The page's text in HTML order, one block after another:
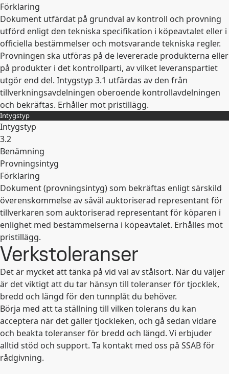
Förklaring
Dokument utfärdat på grundval av kontroll och provning
utförd enligt den tekniska specifikation i köpeavtalet eller i
officiella bestämmelser och motsvarande tekniska regler.
Provningen ska utföras på de levererade produkterna eller
på produkter i det kontrollparti, av vilket leveranspartiet
utgör end del. Intygstyp 3.1 utfärdas av den från
tillverkningsavdelningen oberoende kontrollavdelningen
och bekräftas. Erhåller mot pristillägg.
Expandera
Intygstyp
Intygstyp
3.2
Benämning
Provningsintyg
Förklaring
Dokument (provningsintyg) som bekräftas enligt särskild
överenskommelse av såväl auktoriserad representant för
tillverkaren som auktoriserad representant för köparen i
enlighet med bestämmelserna i köpeavtalet. Erhålles mot
pristillägg.
Expandera
Verkstoleranser
Det är mycket att tänka på vid val av stålsort. När du väljer
är det viktigt att du tar hänsyn till toleranser för tjocklek,
bredd och längd för den tunnplåt du behöver.
Börja med att ta ställning till vilken tolerans du kan
acceptera när det gäller tjockleken, och gå sedan vidare
och beakta toleranser för bredd och längd. Vi erbjuder
alltid stöd och support. Ta kontakt med oss på SSAB för
rådgivning.